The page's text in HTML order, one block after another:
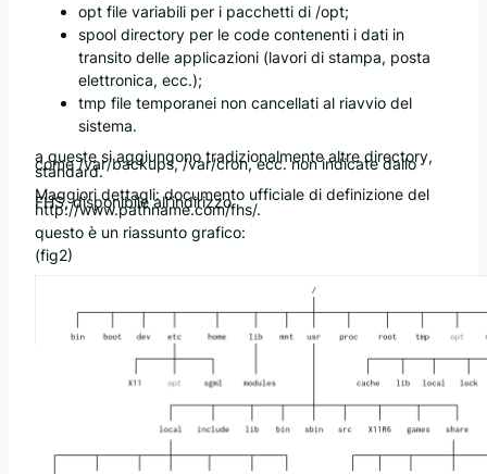
opt file variabili per i pacchetti di /opt;
spool directory per le code contenenti i dati in
transito delle applicazioni (lavori di stampa, posta
elettronica, ecc.);
tmp file temporanei non cancellati al riavvio del
sistema.
a queste si aggiungono tradizionalmente altre directory,
come /var/backups, /var/cron, ecc. non indicate dallo
standard.
Maggiori dettagli: documento ufficiale di definizione del
FHS, disponibile all’indirizzo
http://www.pathname.com/fhs/.
questo è un riassunto grafico:
(fig2)